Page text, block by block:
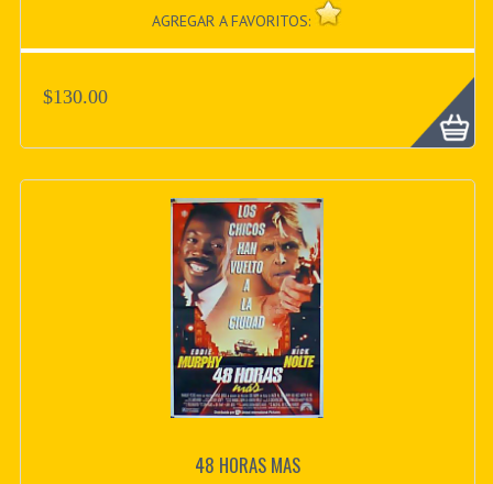
AGREGAR A FAVORITOS:
$130.00
48 HORAS MAS